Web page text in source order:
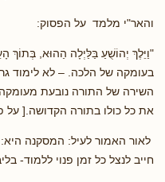
והאר"י מלמד על הפסוק:
"וַיֵּלֶךְ יְהוֹשֻׁעַ בַּלַּיְלָה הַהוּא, בְּתוֹךְ
בעומקה של הלכה. – לא לימוד
השירה של התורה נובעת
את כל כולו בתורה הקדושה.[ על
לאור האמור לעיל: המסקנה
חייב לנצל כל זמן פנוי ללמוד-